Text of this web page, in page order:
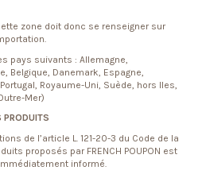
zone doit donc se renseigner sur
pays suivants : Allemagne,
Belgique, Danemark, Espagne,
Royaume-Uni, Suède, hors Iles,
Mer)
PRODUITS
de l’article L. 121-20-3 du Code de la
proposés par FRENCH POUPON est
informé.